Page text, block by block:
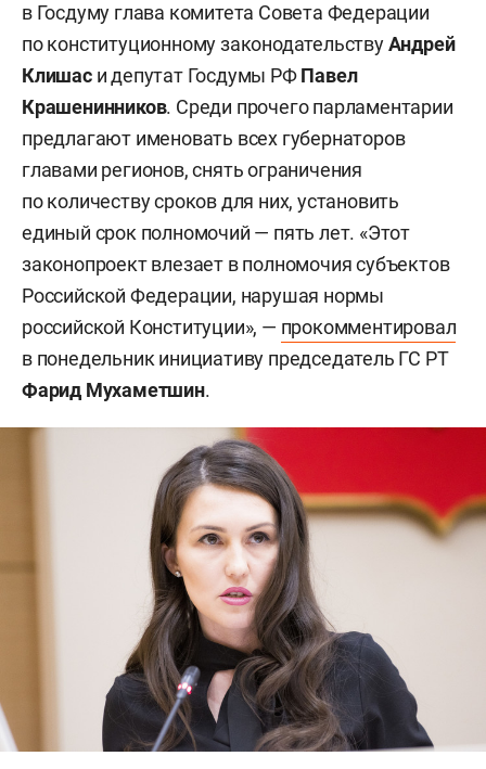
в Госдуму глава комитета Совета Федерации
по конституционному законодательствуАндрей
Клишаси депутат Госдумы РФПавел
Крашенинников. Среди прочего парламентарии
предлагают именовать всех губернаторов
главами регионов, снять ограничения
по количеству сроков для них, установить
единый срок полномочий — пять лет. «Этот
законопроект влезает в полномочия субъектов
Российской Федерации, нарушая нормы
российской Конституции», — прокомментировал
в понедельник инициативу председатель ГС РТ
Фарид Мухаметшин.